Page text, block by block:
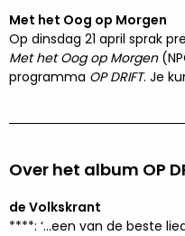
Met het Oog op Morgen
Op dinsdag 21 april sprak
Met het Oog op Morgen
programma OP DRIFT. Je
Over het album OP
de Volkskrant
****: ‘…een van de beste